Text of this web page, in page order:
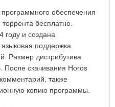
обеспечения
бесплатно.
году и создана
поддержка
Размер дистрибутива
После скачивания Horos
также
копию программы.